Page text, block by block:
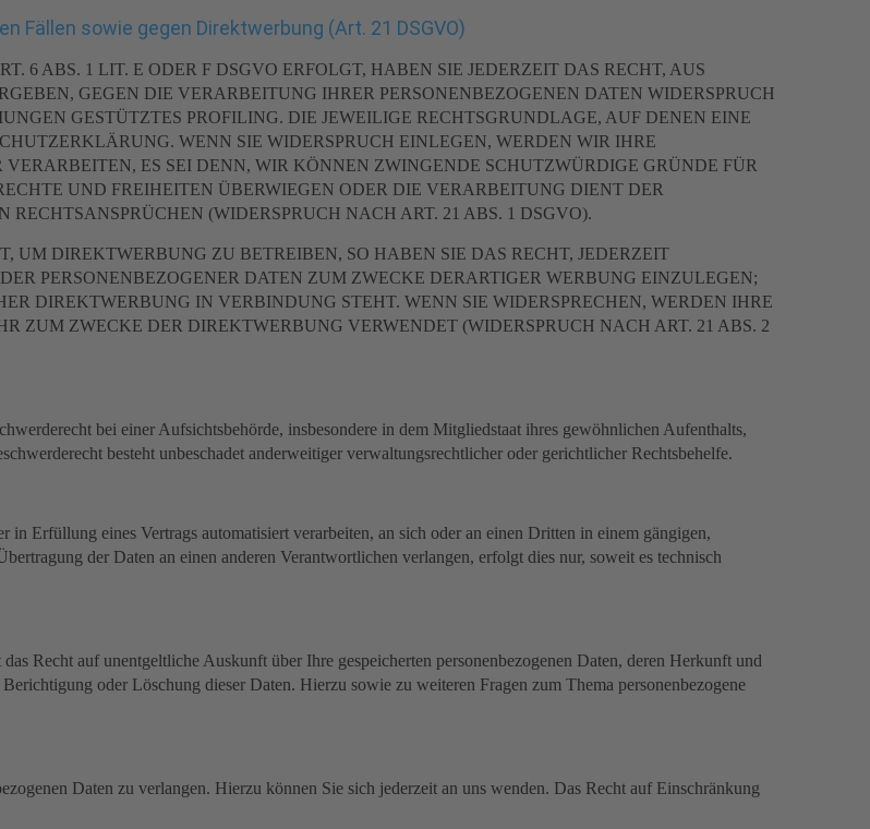
Fällen sowie gegen Direktwerbung (Art. 21 DSGVO)
6 ABS. 1 LIT. E ODER F DSGVO ERFOLGT, HABEN SIE JEDERZEIT DAS RECHT, AUS
GEGEN DIE VERARBEITUNG IHRER PERSONENBEZOGENEN DATEN WIDERSPRUCH
GESTÜTZTES PROFILING. DIE JEWEILIGE RECHTSGRUNDLAGE, AUF DENEN EINE
WENN SIE WIDERSPRUCH EINLEGEN, WERDEN WIR IHRE
ES SEI DENN, WIR KÖNNEN ZWINGENDE SCHUTZWÜRDIGE GRÜNDE FÜR
UND FREIHEITEN ÜBERWIEGEN ODER DIE VERARBEITUNG DIENT DER
(WIDERSPRUCH NACH ART. 21 ABS. 1 DSGVO).
UM DIREKTWERBUNG ZU BETREIBEN, SO HABEN SIE DAS RECHT, JEDERZEIT
PERSONENBEZOGENER DATEN ZUM ZWECKE DERARTIGER WERBUNG EINZULEGEN;
DIREKTWERBUNG IN VERBINDUNG STEHT. WENN SIE WIDERSPRECHEN, WERDEN IHRE
ZUM ZWECKE DER DIREKTWERBUNG VERWENDET (WIDERSPRUCH NACH ART. 21 ABS. 2
bei einer Aufsichtsbehörde, insbesondere in dem Mitgliedstaat ihres gewöhnlichen Aufenthalts,
besteht unbeschadet anderweitiger verwaltungsrechtlicher oder gerichtlicher Rechtsbehelfe.
Erfüllung eines Vertrags automatisiert verarbeiten, an sich oder an einen Dritten in einem gängigen,
der Daten an einen anderen Verantwortlichen verlangen, erfolgt dies nur, soweit es technisch
Recht auf unentgeltliche Auskunft über Ihre gespeicherten personenbezogenen Daten, deren Herkunft und
oder Löschung dieser Daten. Hierzu sowie zu weiteren Fragen zum Thema personenbezogene
Daten zu verlangen. Hierzu können Sie sich jederzeit an uns wenden. Das Recht auf Einschränkung